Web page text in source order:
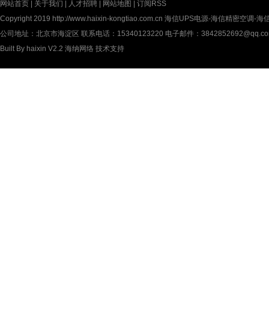
网站首页 关于我们 人才招聘 网站地图
订阅RSS
Copyright 2019 http://www.haixin-kongtiao.com.cn 海信UPS电源-海信精密空调-海
公司地址：北京市海淀区 联系电话：15340123220 电子邮件：
Built By haixin V2.2 海纳网络 技术支持